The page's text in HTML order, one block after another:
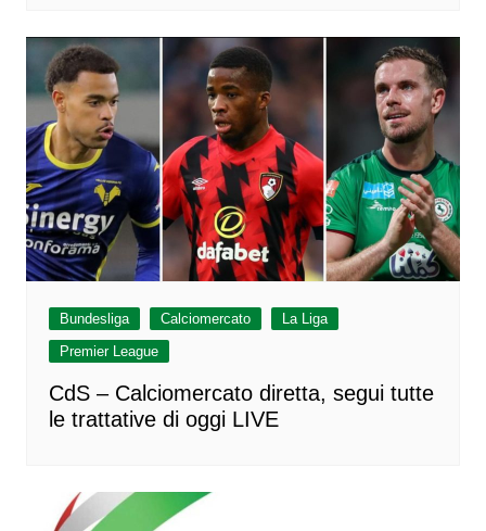
Bundesliga Calciomercato
La Liga
Premier League
CdS – Calciomercato diretta, segui tutte
le trattative di oggi LIVE